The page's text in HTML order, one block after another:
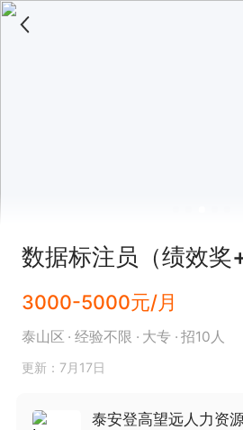
数据标注员（绩效奖
3000-5000元/月
泰山区 经验不限 大专 招10人
更新：7月17日
泰安登高望远人力资